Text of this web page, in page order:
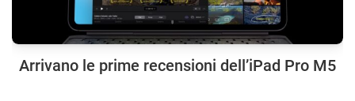
Arrivano le prime recensioni dell’iPad Pro M5